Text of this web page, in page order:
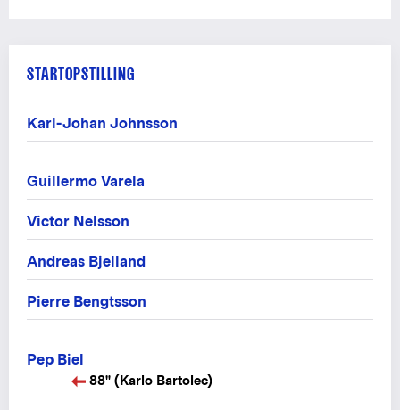
STARTOPSTILLING
Karl-Johan Johnsson
Guillermo Varela
Victor Nelsson
Andreas Bjelland
Pierre Bengtsson
Pep Biel
88" (Karlo Bartolec)